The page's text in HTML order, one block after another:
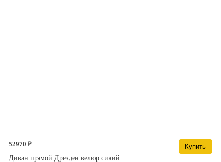
52970 ₽
Купить
Диван прямой Дрезден велюр синий